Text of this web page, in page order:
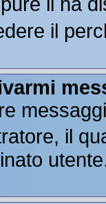
il
il